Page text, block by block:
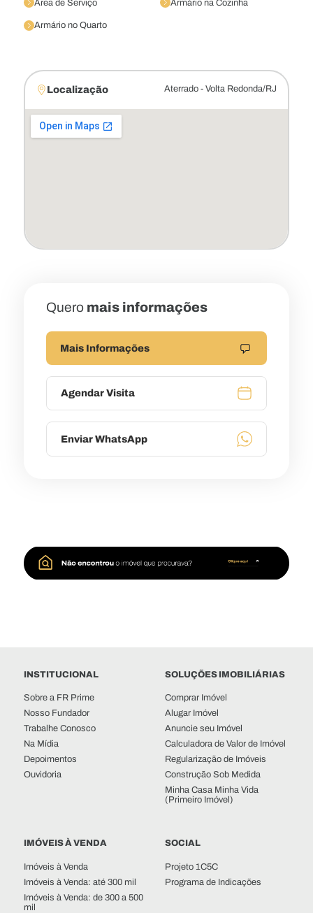
Área de Serviço Armário na Cozinha
Armário no Quarto
Localização Aterrado - Volta Redonda/RJ
Quero mais informações
Mais Informações
Agendar Visita
Enviar WhatsApp
INSTITUCIONAL
Sobre a FR Prime
Nosso Fundador
Trabalhe Conosco
Na Mídia
Depoimentos
Ouvidoria
SOLUÇÕES IMOBILIÁRIAS
Comprar Imóvel
Alugar Imóvel
Anuncie seu Imóvel
Calculadora de Valor de Imóvel
Regularização de Imóveis
Construção Sob Medida
Minha Casa Minha Vida
(Primeiro Imóvel)
IMÓVEIS À VENDA
Imóveis à Venda
Imóveis à Venda: até 300 mil
Imóveis à Venda: de 300 a 500
mil
SOCIAL
Projeto 1C5C
Programa de Indicações